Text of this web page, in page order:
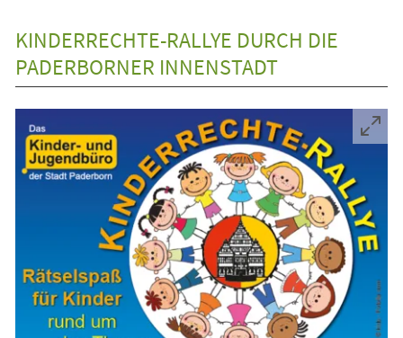
KINDERRECHTE-RALLYE DURCH DIE
PADERBORNER INNENSTADT